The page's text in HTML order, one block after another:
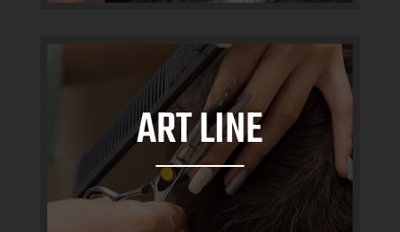
ART LINE